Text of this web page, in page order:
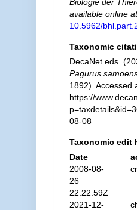
available online at
10.5962/
Taxonomic
DecaNet eds.
Pagurus
1892). Accessed
https://
08-08
Taxonomic edit
Date
2008-08-
26
22:22:59Z
2021-12-